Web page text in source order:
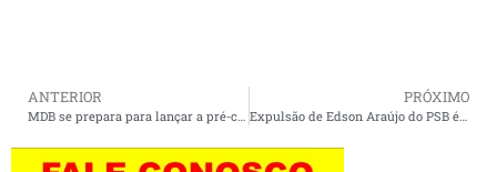
ANTERIOR
MDB se prepara para lançar a pré-candidatura de Orleans Brandão ao governo do Maranhão
PRÓXIMO
Expulsão de Edson Araújo do PSB é acelerada pela Operação Sem Desconto